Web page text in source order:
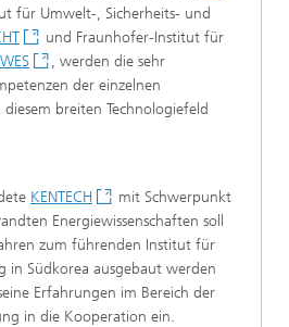
für Umwelt-, Sicherheits- und
und Fraunhofer-Institut für
, werden die sehr
der einzelnen
breiten Technologiefeld
KENTECH
mit Schwerpunkt
Energiewissenschaften soll
zum führenden Institut für
in Südkorea ausgebaut werden
Erfahrungen im Bereich der
in die Kooperation ein.